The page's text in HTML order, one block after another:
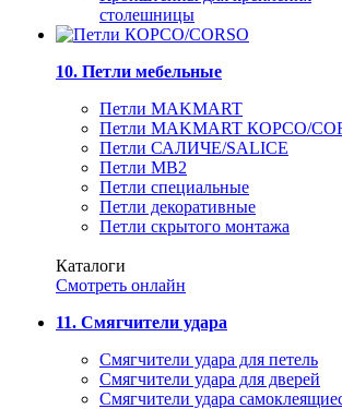
столешницы
10. Петли мебельные
Петли MAKMART
Петли MAKMART КОРСО/
Петли САЛИЧЕ/SALICE
Петли MB2
Петли специальные
Петли декоративные
Петли скрытого монтажа
Каталоги
Смотреть онлайн
11. Смягчители удара
Смягчители удара для петель
Смягчители удара для дверей
Cмягчители удара